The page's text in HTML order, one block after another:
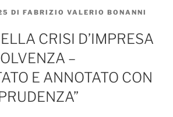
DI FABRIZIO VALERIO BONANNI
CRISI D’IMPRESA
–
E ANNOTATO CON